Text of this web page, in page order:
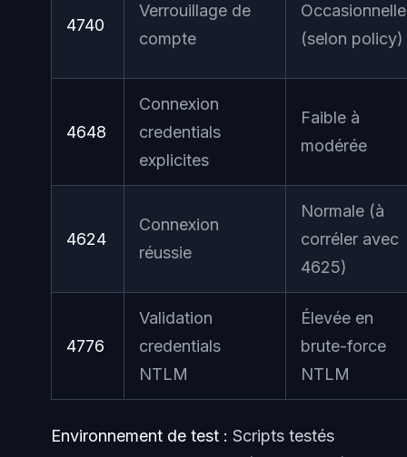
4740
Verrouillage de
compte
Occasionnelle
(selon policy)
4648
Connexion
credentials
explicites
Faible à
modérée
4624
Connexion
réussie
Normale (à
corréler avec
4625)
4776
Validation
credentials
NTLM
Élevée en
brute-force
NTLM
Environnement de test : Scripts testés